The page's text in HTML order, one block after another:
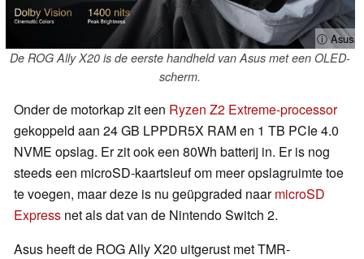
ⓘ Asus
De ROG Ally X20 is de eerste handheld van Asus met een OLED-
scherm.
Onder de motorkap zit een Ryzen Z2 Extreme-processor
gekoppeld aan 24 GB LPPDR5X RAM en 1 TB PCIe 4.0
NVME opslag. Er zit ook een 80Wh batterij in. Er is nog
steeds een microSD-kaartsleuf om meer opslagruimte toe
te voegen, maar deze is nu geüpgraded naarmicroSD
Express net als dat van de Nintendo Switch 2.
Asus heeft de ROG Ally X20 uitgerust met TMR-